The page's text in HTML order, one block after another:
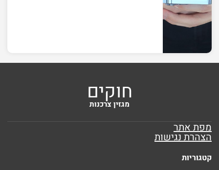
חוקים
מגזין צרכנות
מפת אתר
הצהרת נגישות
קטגוריות